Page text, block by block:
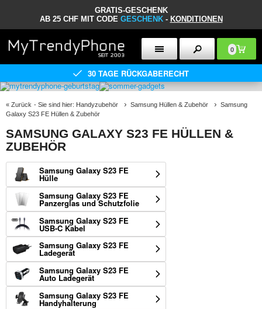
GRATIS-GESCHENK
AB 25 CHF MIT CODE GESCHENK- KONDITIONEN
0
30 TAGE RÜCKGABERECHT
« Zurück - Sie sind hier: Handyzubehör Samsung Hüllen & Zubehör
Samsung
Galaxy S23 FE Hüllen & Zubehör
SAMSUNG GALAXY S23 FE HÜLLEN &
ZUBEHÖR
Samsung Galaxy S23 FE
Hülle
Samsung Galaxy S23 FE
Panzerglas und Schutzfolie
Samsung Galaxy S23 FE
USB-C Kabel
Samsung Galaxy S23 FE
Ladegerät
Samsung Galaxy S23 FE
Auto Ladegerät
Samsung Galaxy S23 FE
Handyhalterung